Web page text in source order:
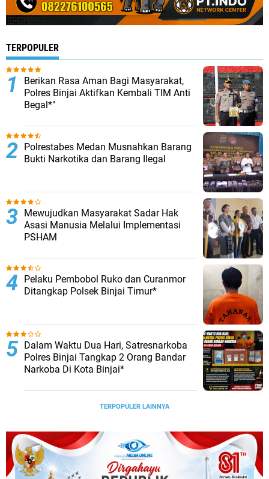
TERPOPULER
Berikan Rasa Aman Bagi Masyarakat,
Polres Binjai Aktifkan Kembali TIM Anti
Begal*"
Polrestabes Medan Musnahkan Barang
Bukti Narkotika dan Barang Ilegal
Mewujudkan Masyarakat Sadar Hak
Asasi Manusia Melalui Implementasi
PSHAM
Pelaku Pembobol Ruko dan Curanmor
Ditangkap Polsek Binjai Timur*
Dalam Waktu Dua Hari, Satresnarkoba
Polres Binjai Tangkap 2 Orang Bandar
Narkoba Di Kota Binjai*
TERPOPULER LAINNYA